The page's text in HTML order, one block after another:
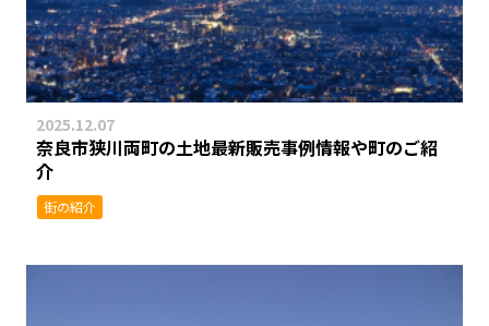
2025.12.07
奈良市狭川両町の土地最新販売事例情報や町のご紹
介
街の紹介